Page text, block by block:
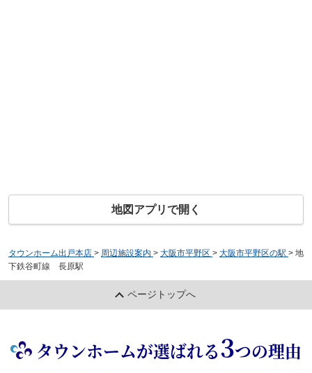
地図アプリで開く
タウンホーム出戸本店 > 周辺施設案内 > 大阪市平野区 > 大阪市平野区の駅 > 地
下鉄谷町線 長原駅
ページトップへ
タウンホームが選ばれる3つの理由